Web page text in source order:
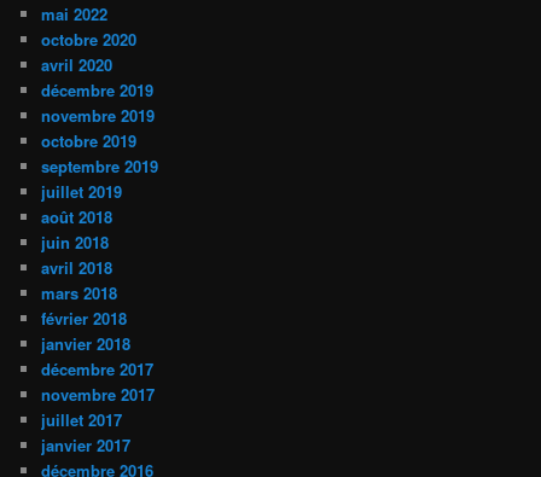
mai 2022
octobre 2020
avril 2020
décembre 2019
novembre 2019
octobre 2019
septembre 2019
juillet 2019
août 2018
juin 2018
avril 2018
mars 2018
février 2018
janvier 2018
décembre 2017
novembre 2017
juillet 2017
janvier 2017
décembre 2016